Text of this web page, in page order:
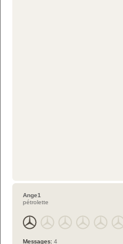
Ange1
pétrolette
Messages: 4